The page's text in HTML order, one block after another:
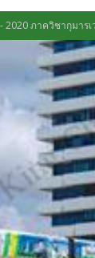
2020 ภาควิชากุมา